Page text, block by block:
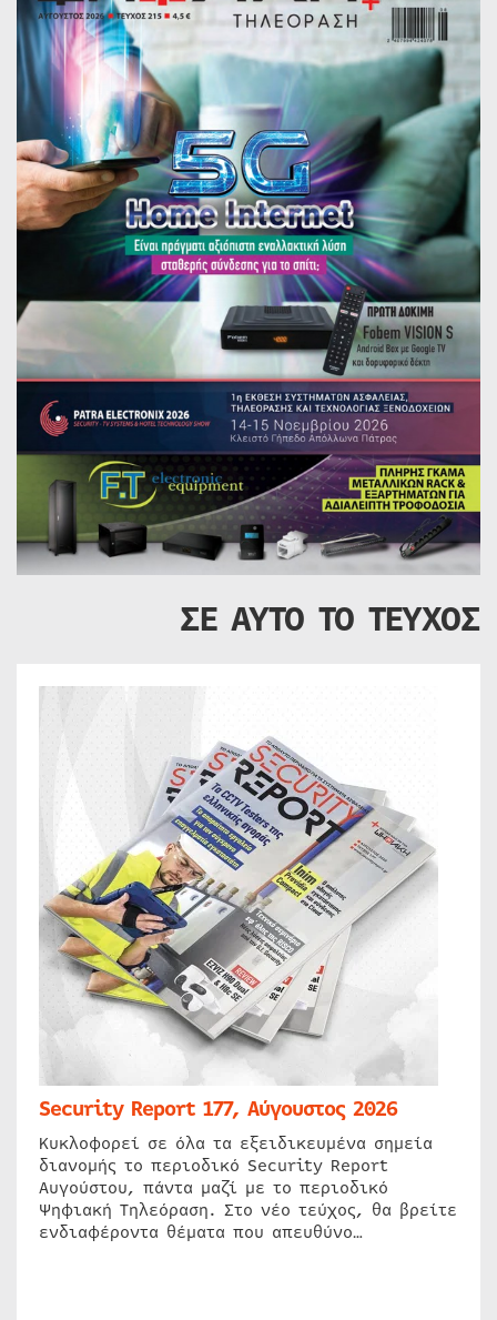
ΣΕ ΑΥΤΟ ΤΟ ΤΕΥΧΟΣ
Security Report 177, Αύγουστος 2026
Κυκλοφορεί σε όλα τα εξειδικευμένα σημεία
διανομής το περιοδικό Security Report
Αυγούστου, πάντα μαζί με το περιοδικό
Ψηφιακή Τηλεόραση. Στο νέο τεύχος, θα βρείτε
ενδιαφέροντα θέματα που απευθύνο…